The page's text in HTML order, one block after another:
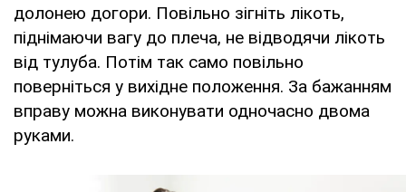
долонею догори. Повільно зігніть лікоть,
піднімаючи вагу до плеча, не відводячи лікоть
від тулуба. Потім так само повільно
поверніться у вихідне положення. За бажанням
вправу можна виконувати одночасно двома
руками.